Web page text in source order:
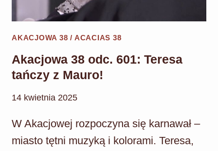
AKACJOWA 38 / ACACIAS 38
Akacjowa 38 odc. 601: Teresa
tańczy z Mauro!
14 kwietnia 2025
W Akacjowej rozpoczyna się karnawał –
miasto tętni muzyką i kolorami. Teresa,